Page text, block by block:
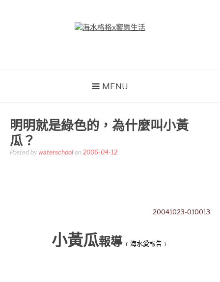
MENU
明明就是綠色的，為什麼叫小黃
瓜？
Posted by waterschool on 2006-04-12
20041023-010013
小黃瓜報導 ﹝海水愛報告﹞